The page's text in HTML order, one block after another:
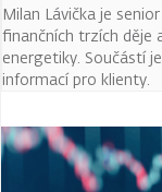
Milan Lávička je
finančních trzích děje
energetiky. Součástí
informací pro klienty.